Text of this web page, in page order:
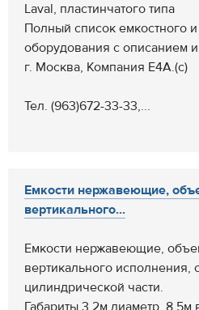
Laval, пластинчатого типа
Полный список емкостного
оборудования с описанием
г. Москва, Компания Е4А.(с)
Тел. (963)672-33-33,...
Емкости нержавеющие,
вертикального...
Емкости нержавеющие,
вертикального исполнения,
цилиндрической части.
Габариты 3,2м диаметр, 8,5м